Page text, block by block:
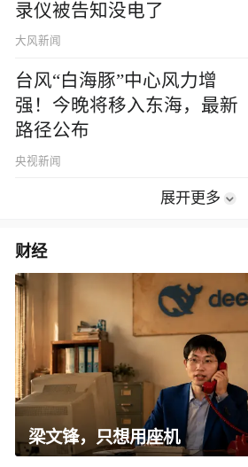
录仪被告知没电了
大风新闻
台风“白海豚”中心风力增
强！今晚将移入东海，最新
路径公布
央视新闻
展开更多
财经
梁文锋，只想用座机